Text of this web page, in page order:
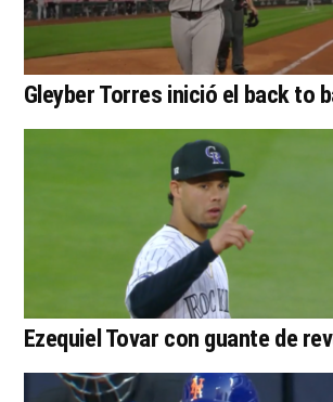
Gleyber Torres inició el back to
Ezequiel Tovar con guante de